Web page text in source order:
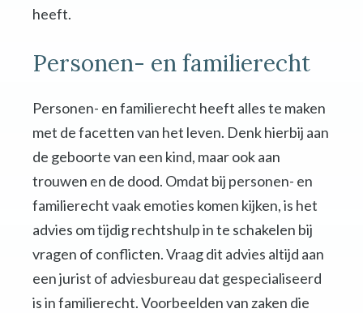
heeft.
Personen- en familierecht
Personen- en familierecht heeft alles te maken
met de facetten van het leven. Denk hierbij aan
de geboorte van een kind, maar ook aan
trouwen en de dood. Omdat bij personen- en
familierecht vaak emoties komen kijken, is het
advies om tijdig rechtshulp in te schakelen bij
vragen of conflicten. Vraag dit advies altijd aan
een jurist of adviesbureau dat gespecialiseerd
is in familierecht. Voorbeelden van zaken die